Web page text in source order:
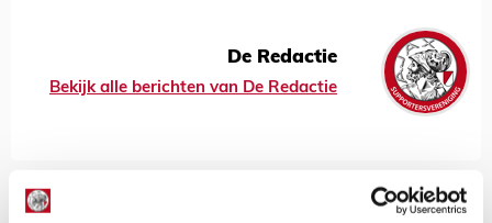
De Redactie
Bekijk alle berichten van De Redactie
Net binnen //